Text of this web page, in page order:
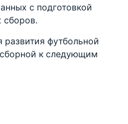
с подготовкой
сборов.
развития футбольной
к следующим